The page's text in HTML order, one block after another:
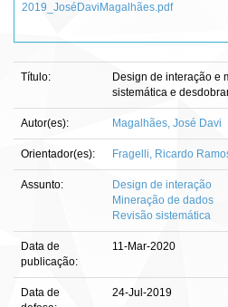
2019_JoséDaviMagalhães.pdf
Título:
Design de interação e
sistemática e
Autor(es): Magalhães, José Davi
Orientador(es): Fragelli, Ricardo
Assunto:
Design de interação
Mineração de dados
Revisão sistemática
Data de
publicação:
11-Mar-2020
Data de
24-Jul-2019